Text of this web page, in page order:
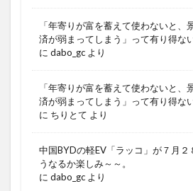
「年寄りが富を蓄えて使わないと、
済が弱まってしまう」って有り得な
に dabo_gc より
「年寄りが富を蓄えて使わないと、
済が弱まってしまう」って有り得な
に ちりとて より
中国BYDの軽EV「ラッコ」が７月
うなるか楽しみ～～。
に dabo_gc より